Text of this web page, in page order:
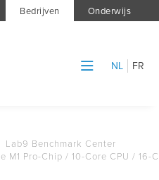
Bedrijven Onderwijs
NL FR
Lab9 Benchmark Center
M1 Pro-Chip / 10-Core CPU / 16-